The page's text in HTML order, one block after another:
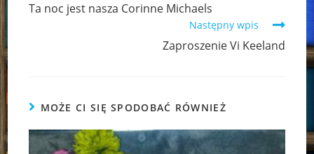
articles
Ta noc jest nasza Corinne Michaels
Następny wpis
Zaproszenie Vi Keeland
MOŻE CI SIĘ SPODOBAĆ RÓWNIEŻ